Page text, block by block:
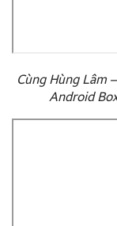
Cùng Hùng Lâm
Android